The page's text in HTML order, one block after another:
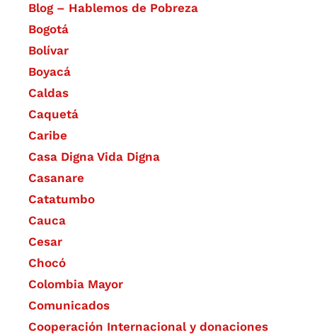
Blog – Hablemos de Pobreza
Bogotá
Bolívar
Boyacá
Caldas
Caquetá
Caribe
Casa Digna Vida Digna
Casanare
Catatumbo
Cauca
Cesar
Chocó
Colombia Mayor
Comunicados
Cooperación Internacional y donaciones